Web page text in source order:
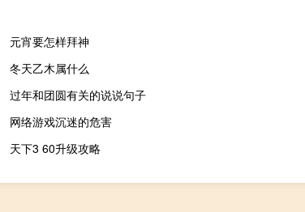
元宵要怎样拜神
冬天乙木属什么
过年和团圆有关的说说句子
网络游戏沉迷的危害
天下3 60升级攻略